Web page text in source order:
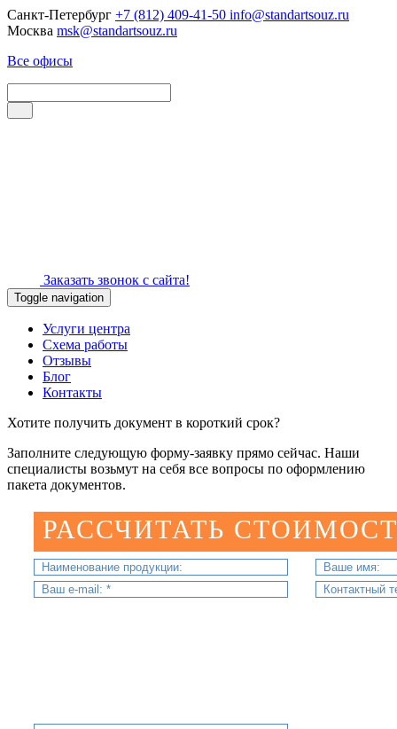
Санкт-Петербург +7 (812) 409-41-50 info@standartsouz.ru
Москва msk@standartsouz.ru
Все офисы
Заказать звонок с сайта!
Toggle navigation
Услуги центра
Схема работы
Отзывы
Блог
Контакты
Хотите получить документ в короткий срок?
Заполните следующую форму-заявку прямо сейчас. Наши
специалисты возьмут на себя все вопросы по оформлению
пакета документов.
РАССЧИТАТЬ